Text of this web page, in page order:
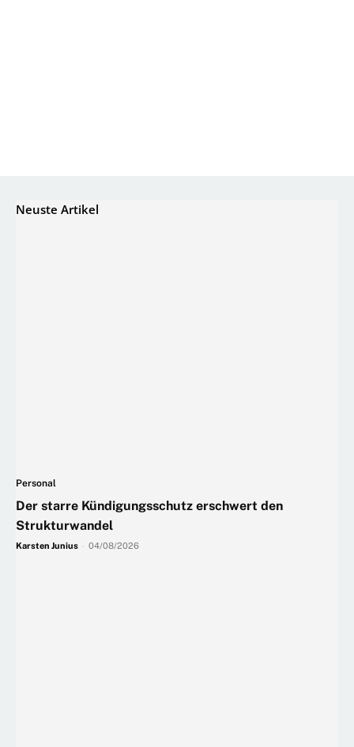
Neuste Artikel
Personal
Der starre Kündigungsschutz erschwert den
Strukturwandel
Karsten Junius 04/08/2026